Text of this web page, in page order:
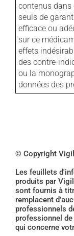
contenus dans
seuls de
efficace ou
sur ce
effets
des contre-
ou la
données des
© Copyright
Les feuillets
produits par
sont fournis à
remplacent
professionnels
professionnel
qui concerne